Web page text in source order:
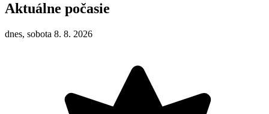
Aktuálne počasie
dnes, sobota 8. 8. 2026